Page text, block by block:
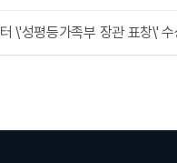
\'성평등가족부 장관 표창\' 수